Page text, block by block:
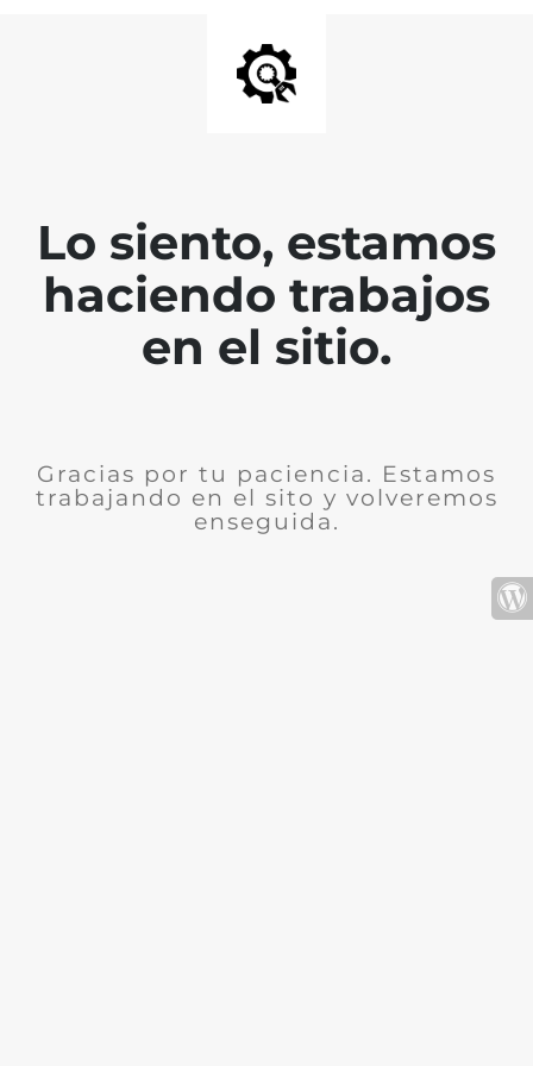
Lo siento, estamos
haciendo trabajos
en el sitio.
Gracias por tu paciencia. Estamos
trabajando en el sito y volveremos
enseguida.